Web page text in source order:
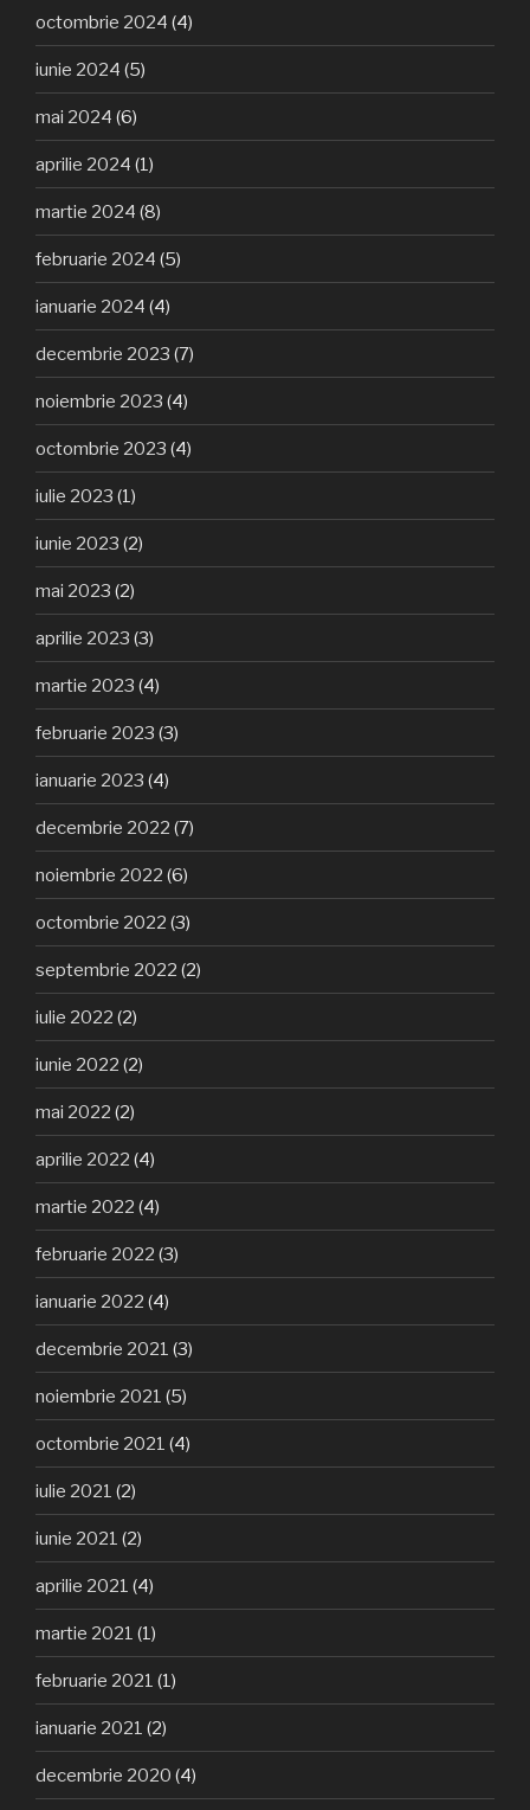
octombrie 2024 (4)
iunie 2024 (5)
mai 2024 (6)
aprilie 2024 (1)
martie 2024 (8)
februarie 2024 (5)
ianuarie 2024 (4)
decembrie 2023 (7)
noiembrie 2023 (4)
octombrie 2023 (4)
iulie 2023 (1)
iunie 2023 (2)
mai 2023 (2)
aprilie 2023 (3)
martie 2023 (4)
februarie 2023 (3)
ianuarie 2023 (4)
decembrie 2022 (7)
noiembrie 2022 (6)
octombrie 2022 (3)
septembrie 2022 (2)
iulie 2022 (2)
iunie 2022 (2)
mai 2022 (2)
aprilie 2022 (4)
martie 2022 (4)
februarie 2022 (3)
ianuarie 2022 (4)
decembrie 2021 (3)
noiembrie 2021 (5)
octombrie 2021 (4)
iulie 2021 (2)
iunie 2021 (2)
aprilie 2021 (4)
martie 2021 (1)
februarie 2021 (1)
ianuarie 2021 (2)
decembrie 2020 (4)